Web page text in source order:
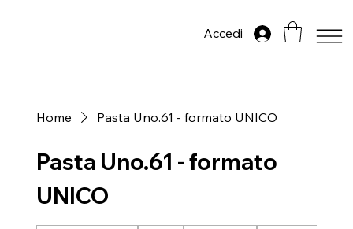
Accedi
Home Pasta Uno.61 - formato UNICO
Pasta Uno.61 - formato
UNICO